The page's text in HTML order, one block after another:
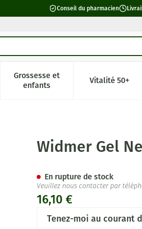
Conseil du pharmacien
Beauté, soins et hygiène
menu pour la catégorie Régime,
Grossesse et
enfantsAfficher le sous-menu pour
Vitalité 50+
Afficher
N/parf 125ml
Widmer Gel
16,10 €
Tenez-moi au courant
En rupture de stock
Veuillez nous contacter par